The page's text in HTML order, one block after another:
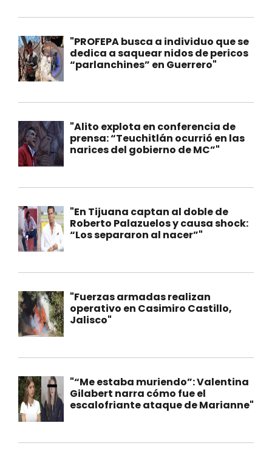
"PROFEPA busca a individuo que se
dedica a saquear nidos de pericos
“parlanchines” en Guerrero"
"Alito explota en conferencia de
prensa: “Teuchitlán ocurrió en las
narices del gobierno de MC”"
"En Tijuana captan al doble de
Roberto Palazuelos y causa shock:
“Los separaron al nacer”"
"Fuerzas armadas realizan
operativo en Casimiro Castillo,
Jalisco"
"“Me estaba muriendo”: Valentina
Gilabert narra cómo fue el
escalofriante ataque de Marianne"